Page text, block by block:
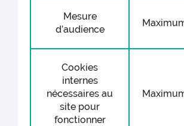
Mesure
d’audience
Cookies
internes
nécessaires au
site pour
fonctionner